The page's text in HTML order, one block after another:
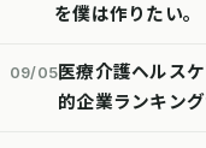
を僕は作りたい。
09/05医療介護ヘルス
的企業ランキン